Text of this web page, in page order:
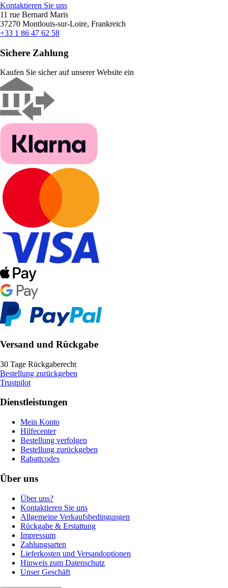
Kontaktieren Sie uns
11 rue Bernard Maris
37270 Montlouis-sur-Loire, Frankreich
+33 1 86 47 62 58
Sichere Zahlung
Kaufen Sie sicher auf unserer Website ein
Versand und Rückgabe
30 Tage Rückgaberecht
Bestellung zurückgeben
Trustpilot
Dienstleistungen
Mein Konto
Hilfecenter
Bestellung verfolgen
Bestellung zurückgeben
Rabattcodes
Über uns
Über uns?
Kontaktieren Sie uns
Allgemeine Verkaufsbedingungen
Rückgabe & Erstattung
Impressum
Zahlungsarten
Lieferkosten und Versandoptionen
Hinweis zum Datenschutz
Unser Geschäft